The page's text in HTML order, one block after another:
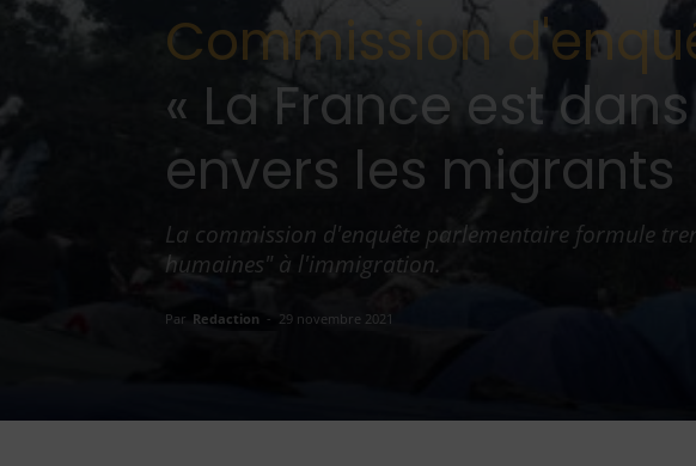
Commission
« La France est
envers les migrants
La commission d'enquête parlementaire formule
humaines" à l'immigration.
Par Redaction - 29 novembre 2021